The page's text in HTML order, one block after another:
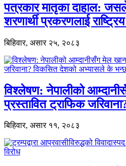
पत्रकार मातृका दाहाल:
शरणार्थी प्रकरणलाई
बिहिवार, असार २५, २०८३
विश्लेषण: नेपालीको
प्रस्तावित ट्राफिक
बिहिवार, असार ११, २०८३